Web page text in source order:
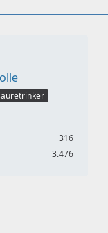
316
3.476